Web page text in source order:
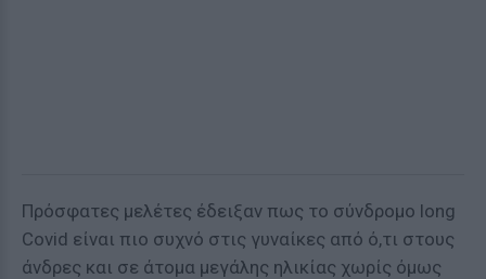
Πρόσφατες μελέτες έδειξαν πως το σύνδρομο long
Covid είναι πιο συχνό στις γυναίκες από ό,τι στους
άνδρες και σε άτομα μεγάλης ηλικίας χωρίς όμως